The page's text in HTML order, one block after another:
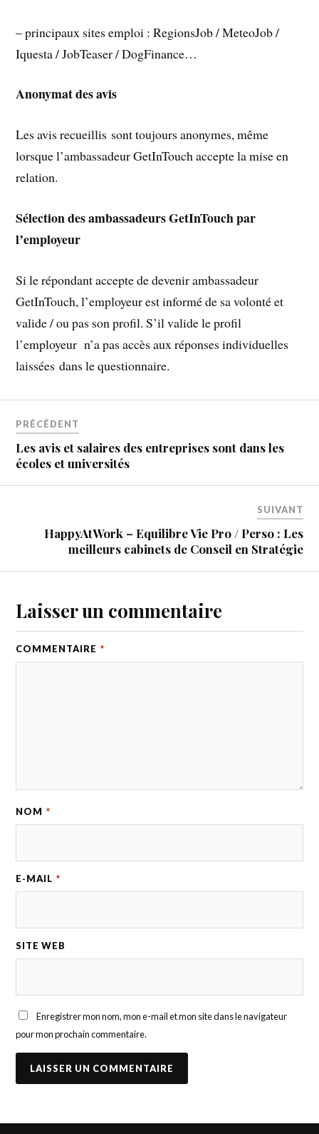
– principaux sites emploi : RegionsJob / MeteoJob /
Iquesta / JobTeaser / DogFinance…
Anonymat des avis
Les avis recueillis sont toujours anonymes, même
lorsque l’ambassadeur GetInTouch accepte la mise en
relation.
Sélection des ambassadeurs GetInTouch par
l’employeur
Si le répondant accepte de devenir ambassadeur
GetInTouch, l’employeur est informé de sa volonté et
valide / ou pas son profil. S’il valide le profil
l’employeur n’a pas accès aux réponses individuelles
laissées dans le questionnaire.
PRÉCÉDENT
Les avis et salaires des entreprises sont dans les
écoles et universités
SUIVANT
HappyAtWork – Equilibre Vie Pro / Perso : Les
meilleurs cabinets de Conseil en Stratégie
Laisser un commentaire
COMMENTAIRE *
NOM *
E-MAIL *
SITE WEB
Enregistrer mon nom, mon e-mail et mon site dans le navigateur
pour mon prochain commentaire.